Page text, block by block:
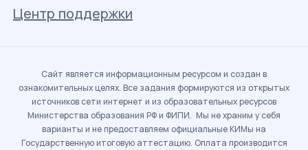
Центр поддержки
Сайт является информационным ресурсом и создан в
ознакомительных целях. Все задания формируются из открытых
источников сети интернет и из образовательных ресурсов
Министерства образования РФ и ФИПИ. Мы не храним у себя
варианты и не предоставляем официальные КИМы на
Государственную итоговую аттестацию. Оплата производится